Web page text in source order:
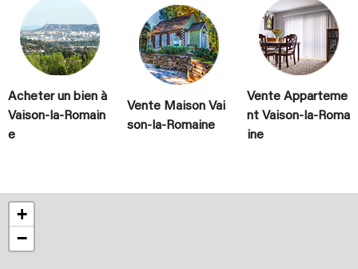
Acheter un bien à
Vaison-la-Romain
e
Vente Maison Vai
son-la-Romaine
Vente Apparteme
nt Vaison-la-Roma
ine
+
−